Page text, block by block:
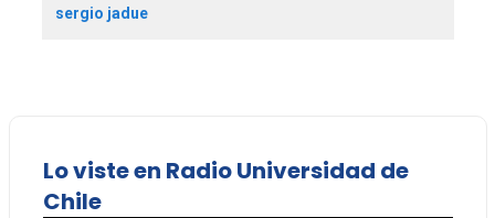
sergio jadue
Lo viste en Radio Universidad de
Chile